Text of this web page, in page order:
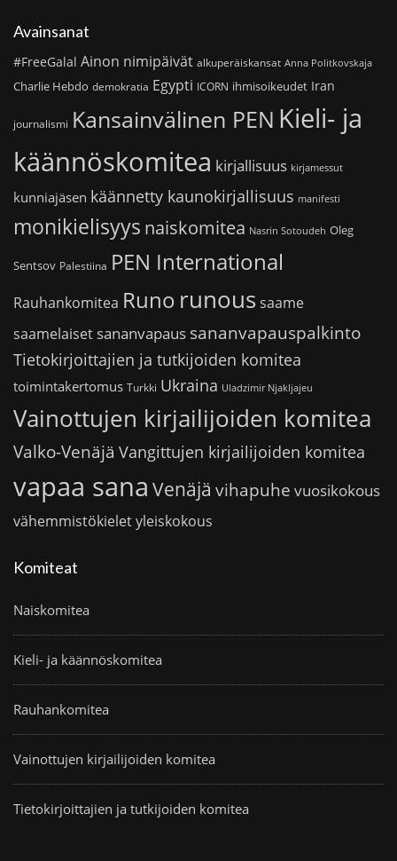
Avainsanat
#FreeGalal Ainon nimipäivät alkuperäiskansat Anna Politkovskaja
Charlie Hebdo demokratia Egypti ICORN ihmisoikeudet Iran
journalismi Kansainvälinen PEN Kieli- ja
käännöskomitea kirjallisuus kirjamessut
kunniajäsen käännetty kaunokirjallisuus manifesti
monikielisyys naiskomitea Nasrin Sotoudeh Oleg
Sentsov Palestiina PEN International
Rauhankomitea Runo runoussaame
saamelaiset sananvapaus sananvapauspalkinto
Tietokirjoittajien ja tutkijoiden komitea
toimintakertomus Turkki Ukraina Uladzimir Njakljajeu
Vainottujen kirjailijoiden komitea
Valko-Venäjä Vangittujen kirjailijoiden komitea
vapaa sana Venäjä vihapuhe vuosikokous
vähemmistökieletyleiskokous
Komiteat
Naiskomitea
Kieli- ja käännöskomitea
Rauhankomitea
Vainottujen kirjailijoiden komitea
Tietokirjoittajien ja tutkijoiden komitea